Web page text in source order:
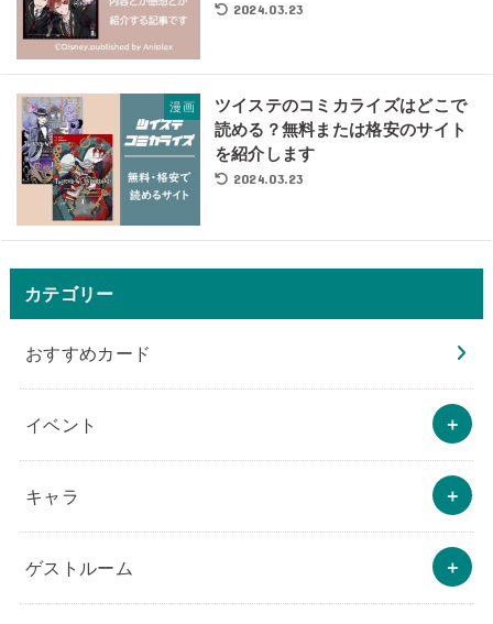
2024.03.23
漫画
ツイステのコミカライズはどこで
読める？無料または格安のサイト
を紹介します
2024.03.23
カテゴリー
おすすめカード
イベント
キャラ
ゲストルーム